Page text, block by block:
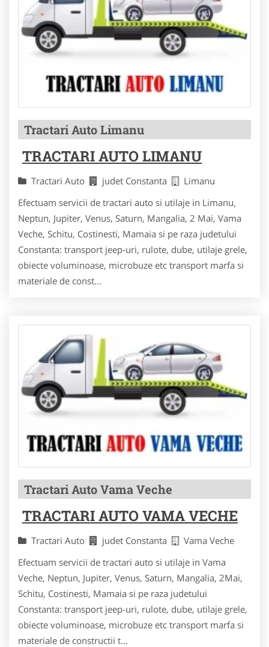
Tractari Auto Limanu
TRACTARI AUTO LIMANU
Tractari Auto judet Constanta
Limanu
Efectuam servicii de tractari auto si utilaje in Limanu,
Neptun, Jupiter, Venus, Saturn, Mangalia, 2 Mai, Vama
Veche, Schitu, Costinesti, Mamaia si pe raza judetului
Constanta: transport jeep-uri, rulote, dube, utilaje grele,
obiecte voluminoase, microbuze etc transport marfa si
materiale de const...
Tractari Auto Vama Veche
TRACTARI AUTO VAMA VECHE
Tractari Auto judet Constanta
Vama Veche
Efectuam servicii de tractari auto si utilaje in Vama
Veche, Neptun, Jupiter, Venus, Saturn, Mangalia, 2Mai,
Schitu, Costinesti, Mamaia si pe raza judetului
Constanta: transport jeep-uri, rulote, dube, utilaje grele,
obiecte voluminoase, microbuze etc transport marfa si
materiale de constructii t...